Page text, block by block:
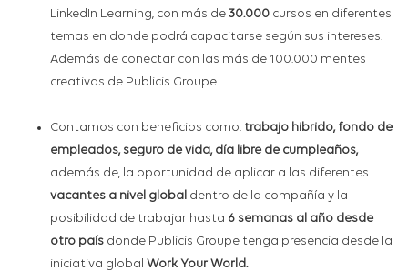
LinkedIn Learning, con más de 30.000 cursos en diferentes
temas en donde podrá capacitarse según sus intereses.
Además de conectar con las más de 100.000 mentes
creativas de Publicis Groupe.
Contamos con beneficios como: trabajo hibrido, fondo de
empleados, seguro de vida, día libre de cumpleaños,
además de, la oportunidad de aplicar a las diferentes
vacantes a nivel global dentro de la compañía y la
posibilidad de trabajar hasta 6 semanas al año desde
otro país donde Publicis Groupe tenga presencia desde la
iniciativa global Work Your World.